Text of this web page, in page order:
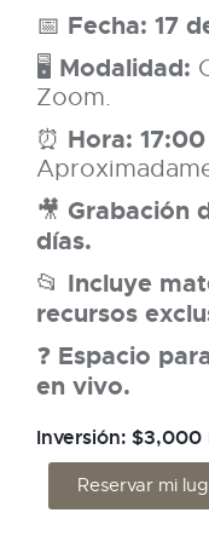
📅 Fecha: 17
🖥 Modalidad:
Zoom.
⏰ Hora:
🎥 Grabación
días.
📂 Incluye
recursos
❓ Espacio
en vivo.
Inversión: $3,000
Reservar mi